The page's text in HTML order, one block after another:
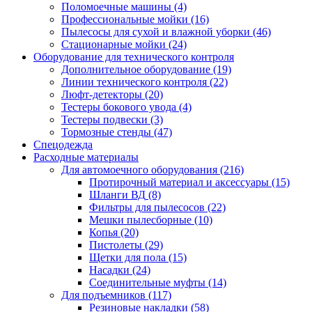
Поломоечные машины (4)
Профессиональные мойки (16)
Пылесосы для сухой и влажной уборки (46)
Стационарные мойки (24)
Оборудование для технического контроля
Дополнительное оборудование (19)
Линии технического контроля (22)
Люфт-детекторы (20)
Тестеры бокового увода (4)
Тестеры подвески (3)
Тормозные стенды (47)
Спецодежда
Расходные материалы
Для автомоечного оборудования (216)
Протирочный материал и аксессуары (15)
Шланги ВД (8)
Фильтры для пылесосов (22)
Мешки пылесборные (10)
Копья (20)
Пистолеты (29)
Щетки для пола (15)
Насадки (24)
Соединительные муфты (14)
Для подъемников (117)
Резиновые накладки (58)